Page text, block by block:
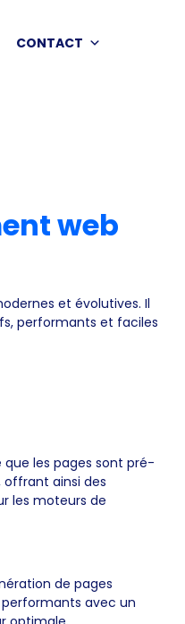
CONTACT
web
et évolutives. Il
performants et faciles
que les pages sont pré-
offrant ainsi des
les moteurs de
de pages
avec un